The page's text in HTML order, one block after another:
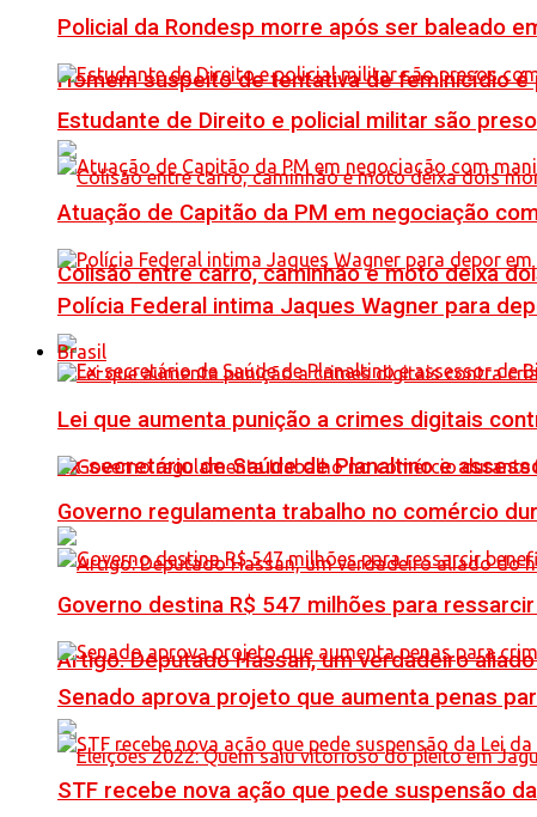
Homem suspeito de tentativa de feminicídio
Colisão entre carro, caminhão e moto deixa
Ex-secretário de Saúde de Planaltino e
Artigo: Deputado Hassan, um verdadeiro
Policial da Rondesp morre após ser baleado
Estudante de Direito e policial militar são
Atuação de Capitão da PM em negociação
Polícia Federal intima Jaques Wagner para
Brasil
Lei que aumenta punição a crimes digitais
Governo regulamenta trabalho no comércio
Governo destina R$ 547 milhões para
Senado aprova projeto que aumenta penas
STF recebe nova ação que pede suspensão